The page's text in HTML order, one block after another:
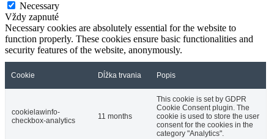
Necessary
Vždy zapnuté
Necessary cookies are absolutely essential for the website to
function properly. These cookies ensure basic functionalities and
security features of the website, anonymously.
Cookie Dĺžka trvania Popis
cookielawinfo-
checkbox-analytics
11 months
This cookie is set by GDPR
Cookie Consent plugin. The
cookie is used to store the user
consent for the cookies in the
category "Analytics".